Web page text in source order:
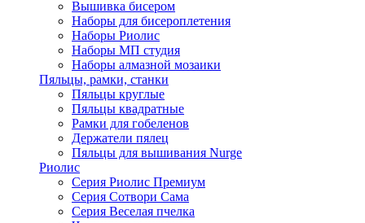
Вышивка бисером
Наборы для бисероплетения
Наборы Риолис
Наборы МП студия
Наборы алмазной мозаики
Пяльцы, рамки, станки
Пяльцы круглые
Пяльцы квадратные
Рамки для гобеленов
Держатели пялец
Пяльцы для вышивания Nurge
Риолис
Серия Риолис Премиум
Серия Сотвори Сама
Серия Веселая пчелка